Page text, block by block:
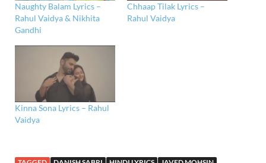
Naughty Balam Lyrics –
Rahul Vaidya & Nikhita
Gandhi
Chhaap Tilak Lyrics –
Rahul Vaidya
Kinna Sona Lyrics – Rahul
Vaidya